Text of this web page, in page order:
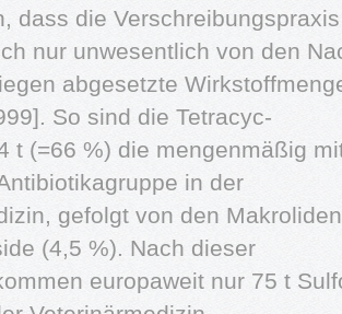
dass die
nur unwesentlich von den
abgesetzte
So sind die Tetracyc-
t (=66 %) die mengenmäßig
in der
gefolgt von den
(4,5 %). Nach dieser
europaweit nur 75 t